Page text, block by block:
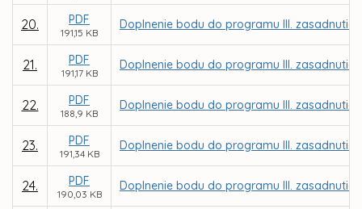
20. PDF
191,15 KB
Doplnenie bodu do programu III. zasadnutia
21. PDF
191,17 KB
Doplnenie bodu do programu III. zasadnutia
22. PDF
188,9 KB
Doplnenie bodu do programu III. zasadnutia
23. PDF
191,34 KB
Doplnenie bodu do programu III. zasadnutia
24. PDF
190,03 KB
Doplnenie bodu do programu III. zasadnutia